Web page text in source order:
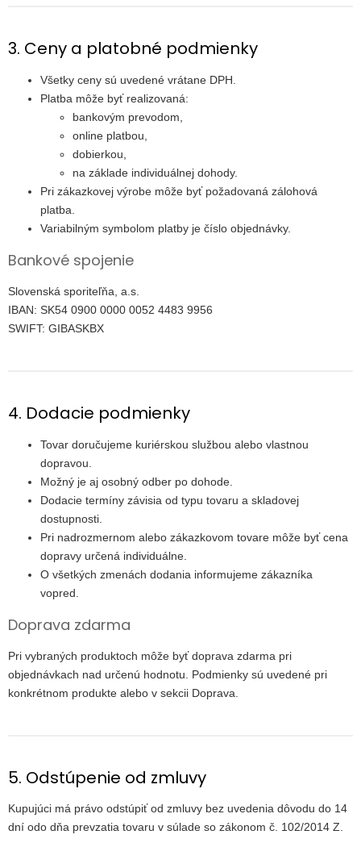
3. Ceny a platobné podmienky
Všetky ceny sú uvedené vrátane DPH.
Platba môže byť realizovaná:
bankovým prevodom,
online platbou,
dobierkou,
na základe individuálnej dohody.
Pri zákazkovej výrobe môže byť požadovaná zálohová
platba.
Variabilným symbolom platby je číslo objednávky.
Bankové spojenie
Slovenská sporiteľňa, a.s.
IBAN: SK54 0900 0000 0052 4483 9956
SWIFT: GIBASKBX
4. Dodacie podmienky
Tovar doručujeme kuriérskou službou alebo vlastnou
dopravou.
Možný je aj osobný odber po dohode.
Dodacie termíny závisia od typu tovaru a skladovej
dostupnosti.
Pri nadrozmernom alebo zákazkovom tovare môže byť cena
dopravy určená individuálne.
O všetkých zmenách dodania informujeme zákazníka
vopred.
Doprava zdarma
Pri vybraných produktoch môže byť doprava zdarma pri
objednávkach nad určenú hodnotu. Podmienky sú uvedené pri
konkrétnom produkte alebo v sekcii Doprava.
5. Odstúpenie od zmluvy
Kupujúci má právo odstúpiť od zmluvy bez uvedenia dôvodu do 14
dní odo dňa prevzatia tovaru v súlade so zákonom č. 102/2014 Z.